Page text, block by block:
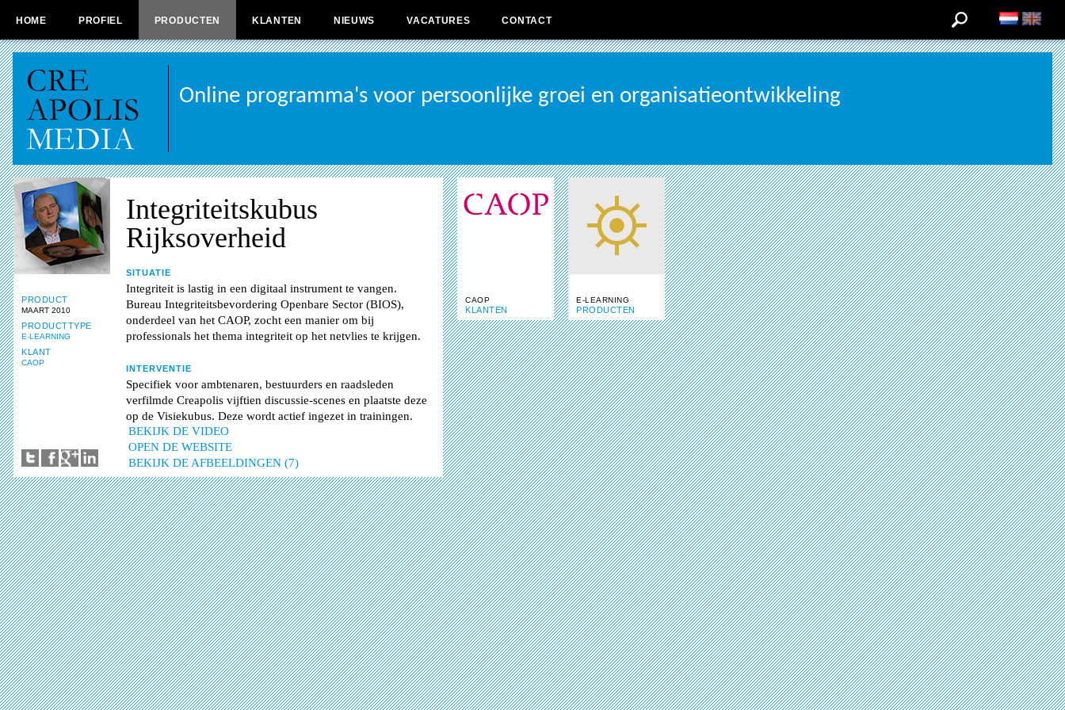
HOME PROFIEL PRODUCTEN KLANTEN NIEUWS VACATURES CONTACT
Online programma's voor persoonlijke groei en organisatieontwikkeling
PRODUCT
MAART 2010
PRODUCTTYPE
E-LEARNING
KLANT
CAOP
Integriteitskubus
Rijksoverheid
SITUATIE
Integriteit is lastig in een digitaal instrument te vangen.
Bureau Integriteitsbevordering Openbare Sector (BIOS),
onderdeel van het CAOP, zocht een manier om bij
professionals het thema integriteit op het netvlies te krijgen.
INTERVENTIE
Specifiek voor ambtenaren, bestuurders en raadsleden
verfilmde Creapolis vijftien discussie-scenes en plaatste deze
op de Visiekubus. Deze wordt actief ingezet in trainingen.
BEKIJK DE VIDEO
OPEN DE WEBSITE
BEKIJK DE AFBEELDINGEN (7)
CAOP
KLANTEN
E-LEARNING
PRODUCTEN